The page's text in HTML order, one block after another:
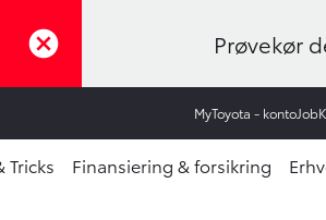
Prøvekør
MyToyota - kontoJob
Tricks Finansiering & forsikring